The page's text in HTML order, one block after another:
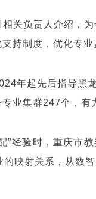
关负责人介绍，
支持制度，优化专
年起先后指导黑
业集群247个，有
”经验时，重庆市
映射关系，从数